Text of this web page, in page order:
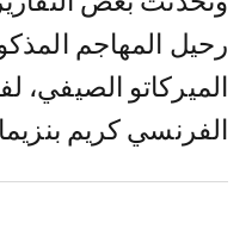
رحيل المهاجم
الميركاتو الصيفي،
الفرنسي كريم